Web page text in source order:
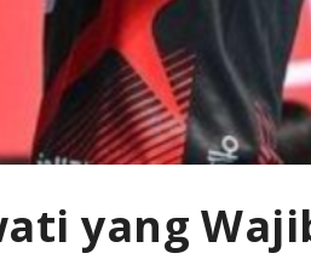
yang